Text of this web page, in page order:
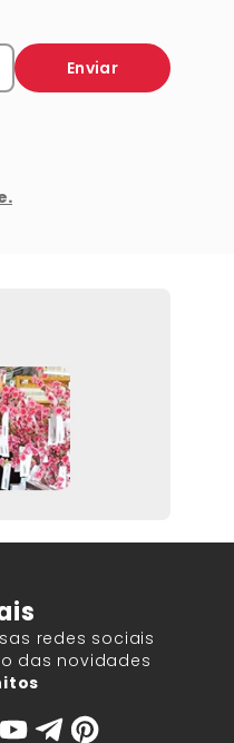
redes sociais
das novidades